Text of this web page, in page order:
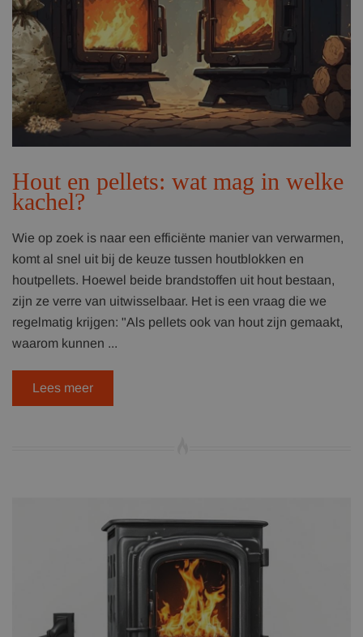
Hout en pellets: wat mag in welke
kachel?
Wie op zoek is naar een efficiënte manier van verwarmen,
komt al snel uit bij de keuze tussen houtblokken en
houtpellets. Hoewel beide brandstoffen uit hout bestaan,
zijn ze verre van uitwisselbaar. Het is een vraag die we
regelmatig krijgen: "Als pellets ook van hout zijn gemaakt,
waarom kunnen ...
Lees meer